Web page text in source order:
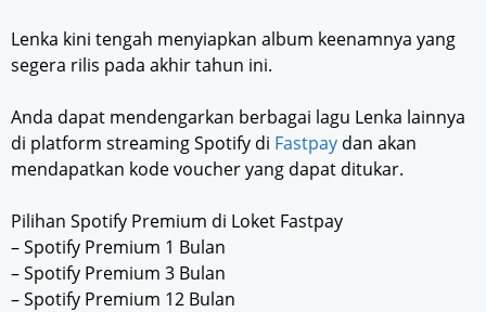
Lenka kini tengah menyiapkan album keenamnya yang
segera rilis pada akhir tahun ini.
Anda dapat mendengarkan berbagai lagu Lenka lainnya
di platform streaming Spotify di Fastpay dan akan
mendapatkan kode voucher yang dapat ditukar.
Pilihan Spotify Premium di Loket Fastpay
– Spotify Premium 1 Bulan
– Spotify Premium 3 Bulan
– Spotify Premium 12 Bulan